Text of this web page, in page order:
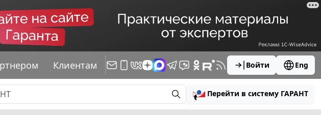
Клиентам Войти Eng
Перейти в систему ГАРАНТ